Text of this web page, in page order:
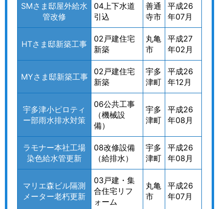
SMさま邸屋外給水
管改修
04上下水道
引込
善通
寺市
平成26
年07月
HTさま邸新築工事
02戸建住宅
新築
丸亀
市
平成27
年02月
MYさま邸新築工事
02戸建住宅
新築
宇多
津町
平成26
年12月
宇多津小ピロティ
ー部雨水排水対策
06公共工事
（機械設
備）
宇多
津町
平成26
年08月
ラモナー本社工場
染色給水管更新
08改修設備
（給排水）
宇多
津町
平成26
年08月
マリエ森ビル隔測
メーター老朽更新
03戸建・集
合住宅リフ
ォーム
丸亀
市
平成26
年07月